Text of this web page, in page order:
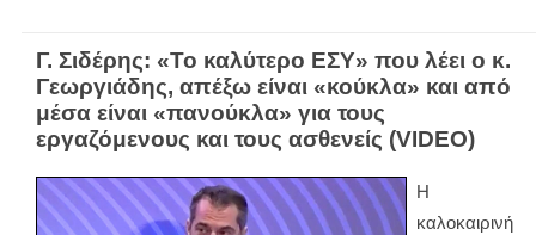
Γ. Σιδέρης: «Το καλύτερο ΕΣΥ» που λέει ο κ.
Γεωργιάδης, απέξω είναι «κούκλα» και από
μέσα είναι «πανούκλα» για τους
εργαζόμενους και τους ασθενείς (VIDEO)
Η
καλοκαιρινή